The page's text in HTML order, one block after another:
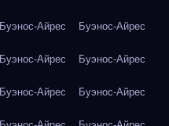
Буэнос-Айрес Буэнос-Айрес
Буэнос-Айрес Буэнос-Айрес
Буэнос-Айрес Буэнос-Айрес